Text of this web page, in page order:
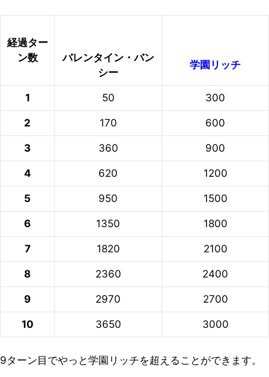
経過ター
ン数
バレンタイン・バン
シー
学園リッチ
1 50 300
2 170 600
3 360 900
4 620 1200
5 950 1500
6 1350 1800
7 1820 2100
8 2360 2400
9 2970 2700
10 3650 3000
9ターン目でやっと学園リッチを超えることができます。